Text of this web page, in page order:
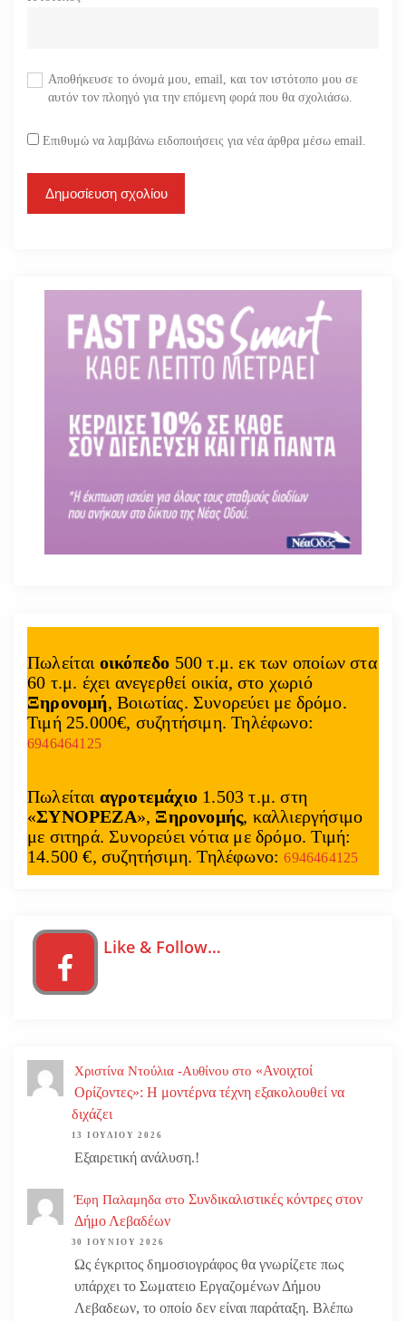
Αποθήκευσε το όνομά μου, email, και τον ιστότοπο μου σε
αυτόν τον πλοηγό για την επόμενη φορά που θα σχολιάσω.
Επιθυμώ να λαμβάνω ειδοποιήσεις για νέα άρθρα μέσω email.
Πωλείται οικόπεδο 500 τ.μ. εκ των οποίων στα
60 τ.μ. έχει ανεγερθεί οικία, στο χωριό
Ξηρονομή, Βοιωτίας. Συνορεύει με δρόμο.
Τιμή 25.000€, συζητήσιμη. Τηλέφωνο:
6946464125
Πωλείται αγροτεμάχιο 1.503 τ.μ. στη
«ΣΥΝΟΡΕΖΑ», Ξηρονομής, καλλιεργήσιμο
με σιτηρά. Συνορεύει νότια με δρόμο. Τιμή:
14.500 €, συζητήσιμη. Τηλέφωνο:6946464125
Like & Follow…
Χριστίνα Ντούλια -Αυθίνου στο «Ανοιχτοί
Ορίζοντες»: Η μοντέρνα τέχνη εξακολουθεί να
διχάζει
13 ΙΟΥΛΊΟΥ 2026
Εξαιρετική ανάλυση.!
Έφη Παλαμηδα στο Συνδικαλιστικές κόντρες στον
Δήμο Λεβαδέων
30 ΙΟΥΝΊΟΥ 2026
Ως έγκριτος δημοσιογράφος θα γνωρίζετε πως
υπάρχει το Σωματειο Εργαζομένων Δήμου
Λεβαδεων, το οποίο δεν είναι παράταξη. Βλέπω